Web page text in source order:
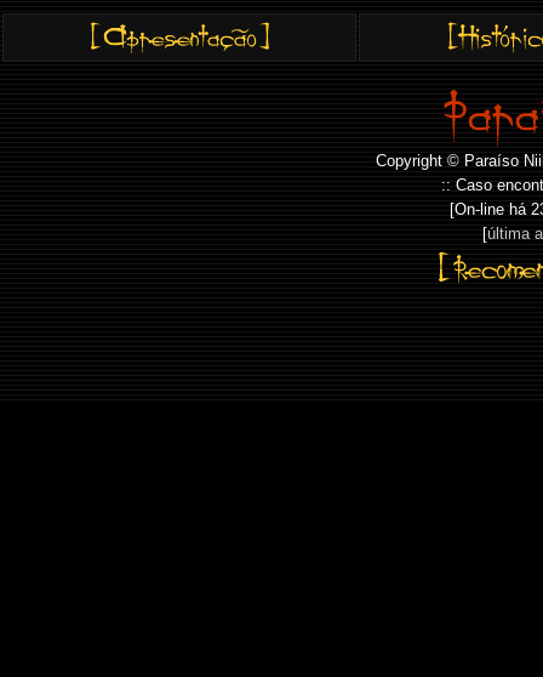
Copyright © Paraíso
:: Caso
[On-line há
[última